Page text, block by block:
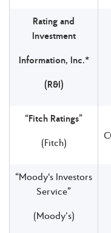
Rating and
Investment
Information, Inc.*
(R&I)
“Fitch Ratings”
(Fitch)
“Moody's Investors
Service”
(Moody’s)